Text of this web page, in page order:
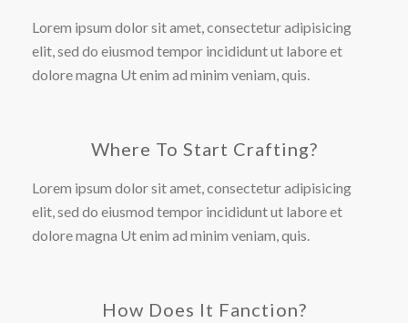
Lorem ipsum dolor sit amet, consectetur adipisicing
elit, sed do eiusmod tempor incididunt ut labore et
dolore magna Ut enim ad minim veniam, quis.
Where To Start Crafting?
Lorem ipsum dolor sit amet, consectetur adipisicing
elit, sed do eiusmod tempor incididunt ut labore et
dolore magna Ut enim ad minim veniam, quis.
How Does It Fanction?